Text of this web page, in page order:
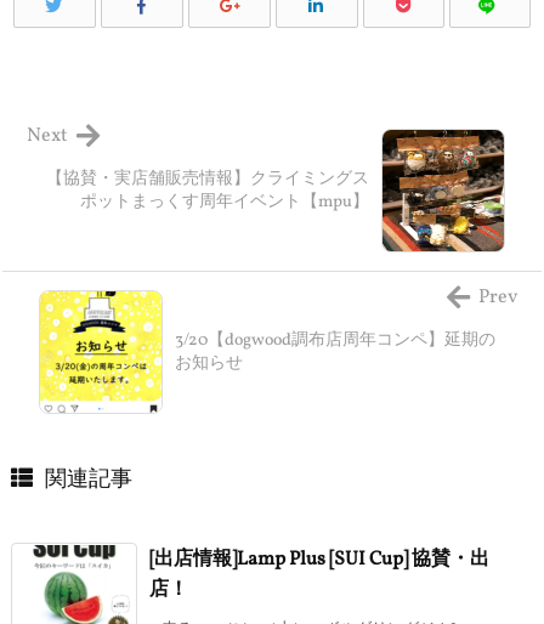
【協賛・実店舗販売情報】クライミングス
ポットまっくす周年イベント【mpu】
Next
3/20【dogwood調布店周年コンペ】延期の
お知らせ
Prev
関連記事
[出店情報]Lamp Plus [SUI Cup] 協賛・出
店！